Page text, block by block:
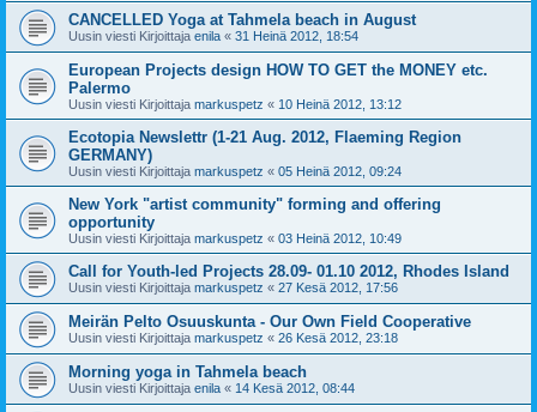
CANCELLED Yoga at Tahmela beach in August
Uusin viesti Kirjoittaja enila « 31 Heinä 2012, 18:54
European Projects design HOW TO GET the MONEY etc.
Palermo
Uusin viesti Kirjoittaja markuspetz « 10 Heinä 2012, 13:12
Ecotopia Newslettr (1-21 Aug. 2012, Flaeming Region
GERMANY)
Uusin viesti Kirjoittaja markuspetz « 05 Heinä 2012, 09:24
New York "artist community" forming and offering
opportunity
Uusin viesti Kirjoittaja markuspetz « 03 Heinä 2012, 10:49
Call for Youth-led Projects 28.09- 01.10 2012, Rhodes Island
Uusin viesti Kirjoittaja markuspetz « 27 Kesä 2012, 17:56
Meirän Pelto Osuuskunta - Our Own Field Cooperative
Uusin viesti Kirjoittaja markuspetz « 26 Kesä 2012, 23:18
Morning yoga in Tahmela beach
Uusin viesti Kirjoittaja enila « 14 Kesä 2012, 08:44